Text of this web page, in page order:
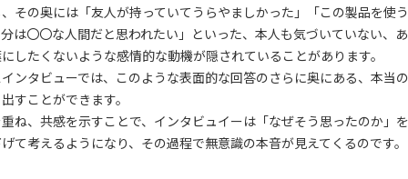
その奥には「友人が持っていてうらやましかった」「この製品を使
は〇〇な人間だと思われたい」といった、本人も気づいていない、
したくないような感情的な動機が隠されていることがあります。
ンタビューでは、このような表面的な回答のさらに奥にある、本当
すことができます。
ね、共感を示すことで、インタビュイーは「なぜそう思ったのか」
て考えるようになり、その過程で無意識の本音が見えてくるのです。